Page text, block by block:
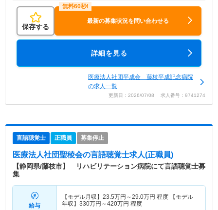
保存する
最新の募集状況を問い合わせる
詳細を見る
医療法人社団平成会 藤枝平成記念病院
の求人一覧
更新日：2026/07/08 求人番号：9741274
言語聴覚士 正職員 募集停止
医療法人社団聖稜会の言語聴覚士求人(正職員)
【静岡県/藤枝市】 リハビリテーション病院にて言語聴覚士募
集
給与
【モデル月収】 23.5万円～29.0万円 程度 【モデル
年収】 330万円～420万円 程度